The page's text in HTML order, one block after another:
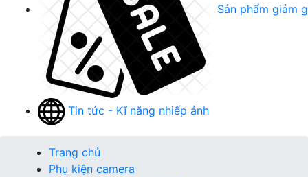
Sản phẩm giảm
Tin tức - Kĩ năng nhiếp ảnh
Trang chủ
Phụ kiện camera